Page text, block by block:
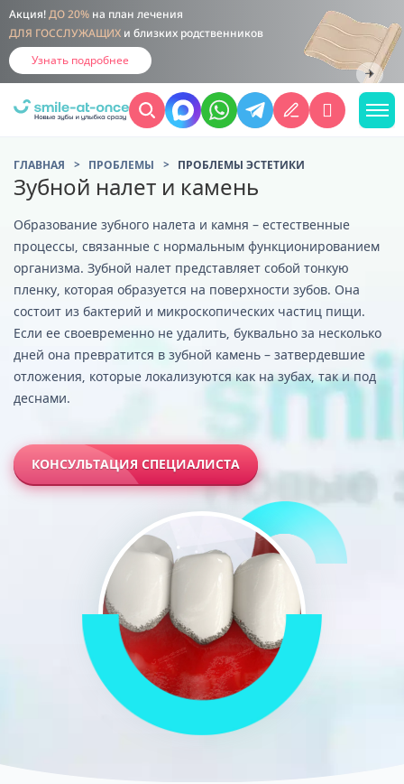
Акция! ДО 20% на план лечения
ДЛЯ ГОССЛУЖАЩИХ и близких родственников
Узнать подробнее
ГЛАВНАЯ ПРОБЛЕМЫ ПРОБЛЕМЫ ЭСТЕТИКИ
Зубной налет и камень
Образование зубного налета и камня – естественные
процессы, связанные с нормальным функционированием
организма. Зубной налет представляет собой тонкую
пленку, которая образуется на поверхности зубов. Она
состоит из бактерий и микроскопических частиц пищи.
Если ее своевременно не удалить, буквально за несколько
дней она превратится в зубной камень – затвердевшие
отложения, которые локализуются как на зубах, так и под
деснами.
КОНСУЛЬТАЦИЯ СПЕЦИАЛИСТА